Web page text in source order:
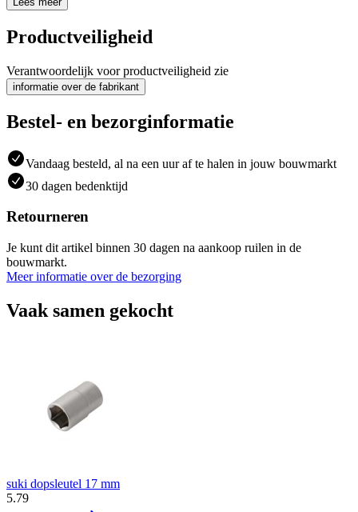
Productveiligheid
Verantwoordelijk voor productveiligheid zie
informatie over de fabrikant
Bestel- en bezorginformatie
Vandaag besteld, al na een uur af te halen in jouw bouwmarkt
30 dagen bedenktijd
Retourneren
Je kunt dit artikel binnen 30 dagen na aankoop ruilen in de
bouwmarkt.
Meer informatie over de bezorging
Vaak samen gekocht
suki dopsleutel 17 mm
5.79